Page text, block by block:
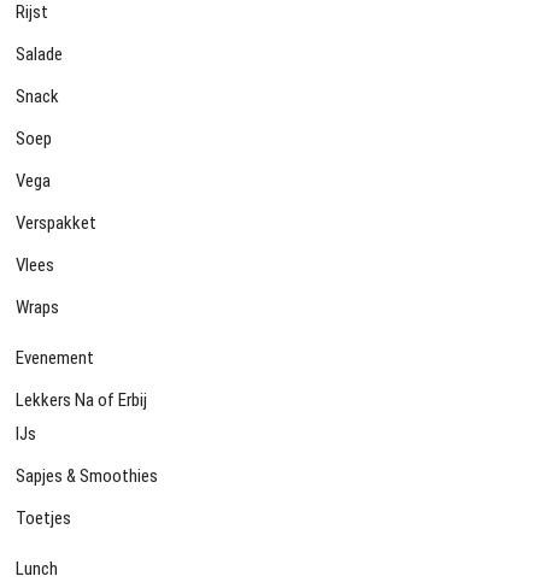
Rijst
Salade
Snack
Soep
Vega
Verspakket
Vlees
Wraps
Evenement
Lekkers Na of Erbij
IJs
Sapjes & Smoothies
Toetjes
Lunch